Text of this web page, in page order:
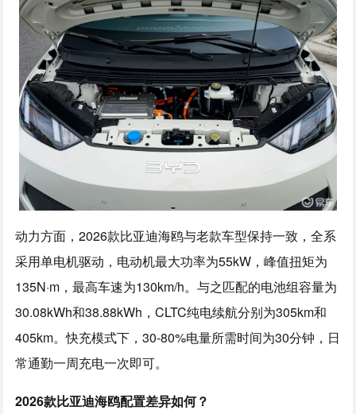
动力方面，2026款比亚迪海鸥与老款车型保持一致，全系
采用单电机驱动，电动机最大功率为55kW，峰值扭矩为
135N·m，最高车速为130km/h。与之匹配的电池组容量为
30.08kWh和38.88kWh，CLTC纯电续航分别为305km和
405km。快充模式下，30-80%电量所需时间为30分钟，日
常通勤一周充电一次即可。
2026款比亚迪海鸥配置差异如何？